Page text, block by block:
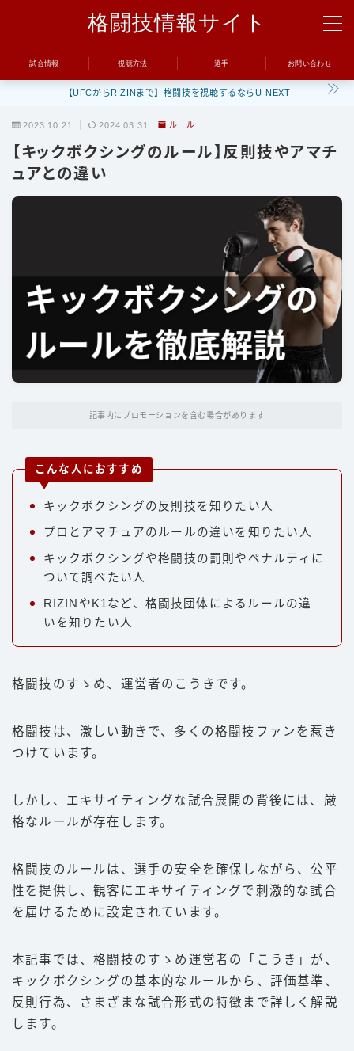
格闘技情報サイト
MENU
Bellator
RIZIN
視聴方法
トレーニング
ディフェンス
グラップリング
選手
朝倉未来
井上尚弥
武尊
ファイトスタイル
豆知識
階級
PFP
パンチ力
喧嘩
運営者情報
お問い合わせ
試合情報 視聴方法 選手 お問い合わせ
【UFCからRIZINまで】格闘技を視聴するならU-NEXT
2023.10.21 2024.03.31 ルール
【キックボクシングのルール】反則技やアマチ
ュアとの違い
記事内にプロモーションを含む場合があります
こんな人におすすめ
キックボクシングの反則技を知りたい人
プロとアマチュアのルールの違いを知りたい人
キックボクシングや格闘技の罰則やペナルティに
ついて調べたい人
RIZINやK1など、格闘技団体によるルールの違
いを知りたい人
格闘技のすゝめ、運営者のこうきです。
格闘技は、激しい動きで、多くの格闘技ファンを惹き
つけています。
しかし、エキサイティングな試合展開の背後には、厳
格なルールが存在します。
格闘技のルールは、選手の安全を確保しながら、公平
性を提供し、観客にエキサイティングで刺激的な試合
を届けるために設定されています。
本記事では、格闘技のすゝめ運営者の「こうき」が、
キックボクシングの基本的なルールから、評価基準、
反則行為、さまざまな試合形式の特徴まで詳しく解説
します。